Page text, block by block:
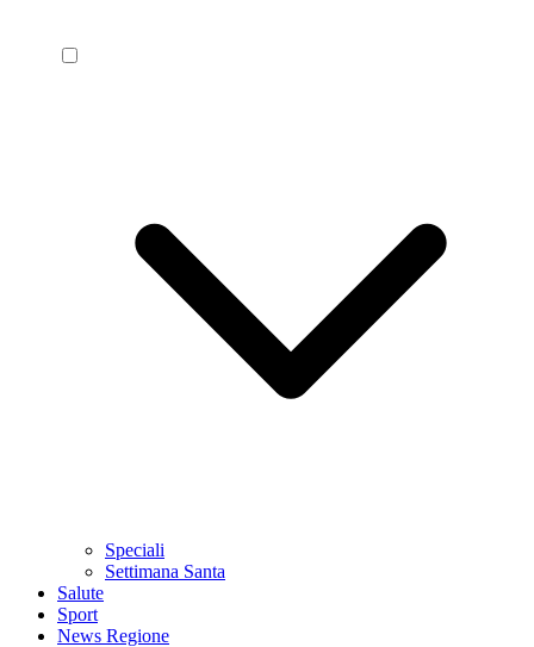
Speciali
Settimana Santa
Salute
Sport
News Regione